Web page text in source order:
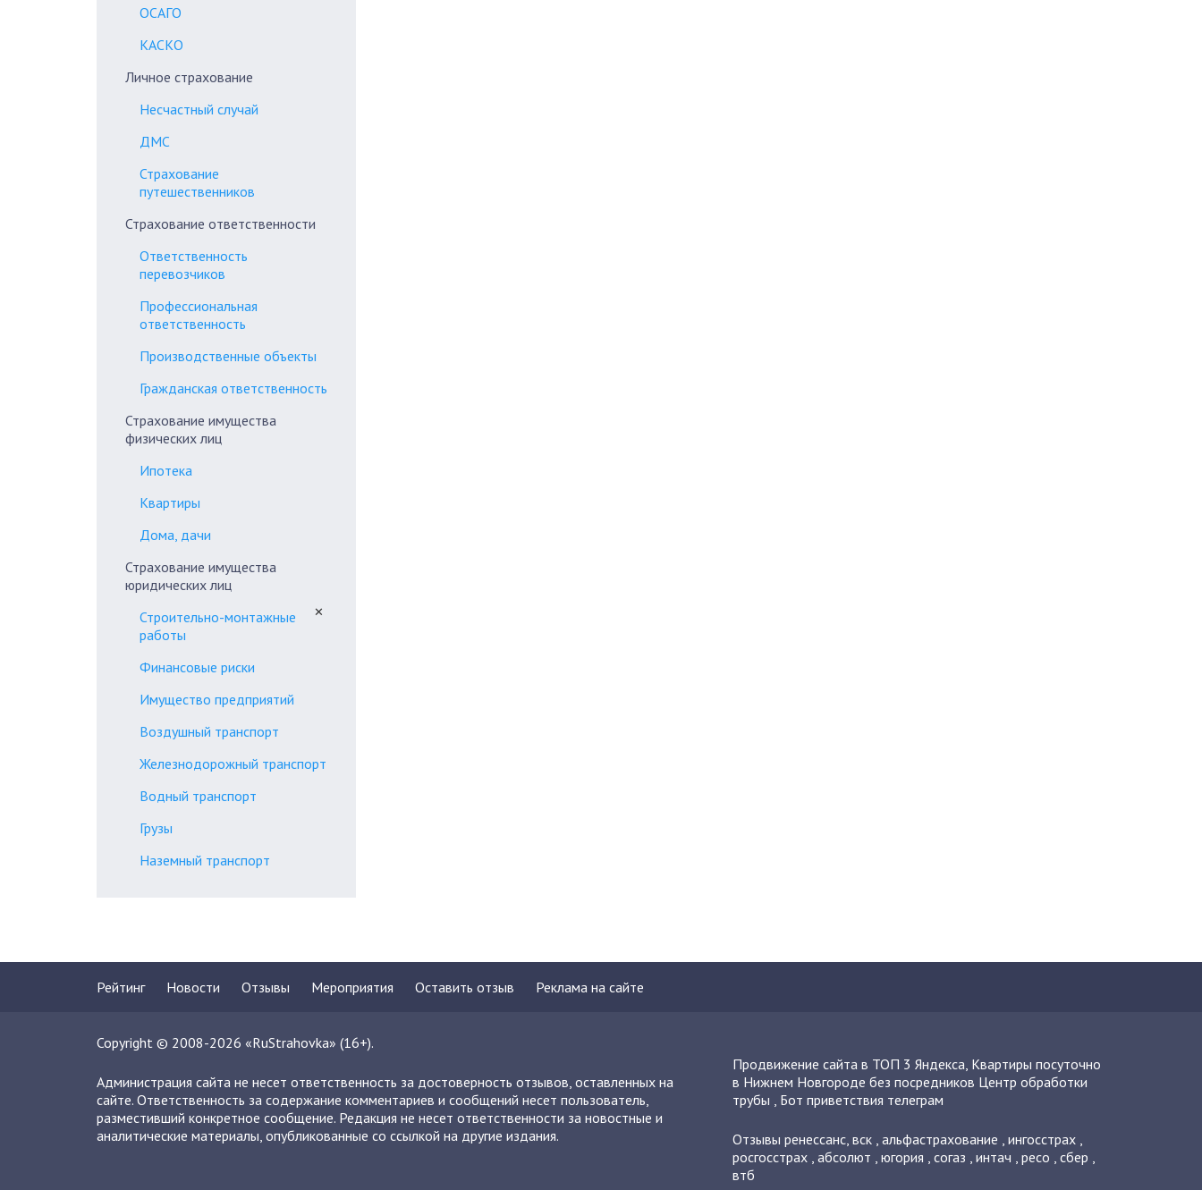
ОСАГО
КАСКО
Личное страхование
Несчастный случай
ДМС
Страхование
путешественников
Страхование ответственности
Ответственность
перевозчиков
Профессиональная
ответственность
Производственные объекты
Гражданская ответственность
Страхование имущества
физических лиц
Ипотека
Квартиры
Дома, дачи
Страхование имущества
юридических лиц
Строительно-монтажные
работы
✕
Финансовые риски
Имущество предприятий
Воздушный транспорт
Железнодорожный транспорт
Водный транспорт
Грузы
Наземный транспорт
Рейтинг Новости Отзывы Мероприятия Оставить отзыв Реклама на сайте
Copyright © 2008-2026 «RuStrahovka» (16+).
Администрация сайта не несет ответственность за достоверность отзывов, оставленных на
сайте. Ответственность за содержание комментариев и сообщений несет пользователь,
разместивший конкретное сообщение. Редакция не несет ответственности за новостные и
аналитические материалы, опубликованные со ссылкой на другие издания.
Продвижение сайта в ТОП 3 Яндекса, Квартиры посуточно
в Нижнем Новгороде без посредников Центр обработки
трубы , Бот приветствия телеграм
Отзывы ренессанс, вск, альфастрахование , ингосстрах,
росгосстрах, абсолют , югория , согаз , интач , ресо , сбер ,
втб